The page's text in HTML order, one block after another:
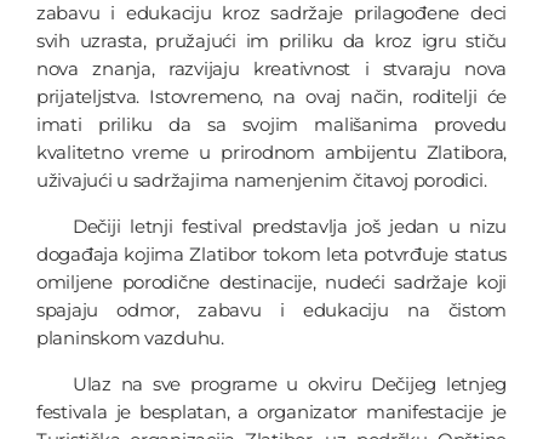
zabavu i edukaciju kroz sadržaje prilagođene deci
svih uzrasta, pružajući im priliku da kroz igru stiču
nova znanja, razvijaju kreativnost i stvaraju nova
prijateljstva. Istovremeno, na ovaj način, roditelji će
imati priliku da sa svojim mališanima provedu
kvalitetno vreme u prirodnom ambijentu Zlatibora,
uživajući u sadržajima namenjenim čitavoj porodici.
Dečiji letnji festival predstavlja još jedan u nizu
događaja kojima Zlatibor tokom leta potvrđuje status
omiljene porodične destinacije, nudeći sadržaje koji
spajaju odmor, zabavu i edukaciju na čistom
planinskom vazduhu.
Ulaz na sve programe u okviru Dečijeg letnjeg
festivala je besplatan, a organizator manifestacije je